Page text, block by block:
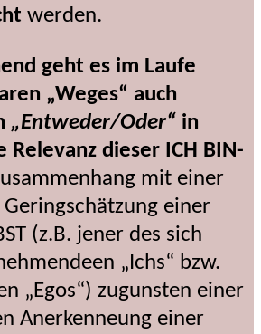
werden.
geht es im Laufe
„Weges“ auch
„Entweder/Oder“ in
Relevanz dieser ICH BIN-
mit einer
Geringschätzung einer
(z.B. jener des sich
„Ichs“ bzw.
„Egos“) zugunsten einer
Anerkenneung einer